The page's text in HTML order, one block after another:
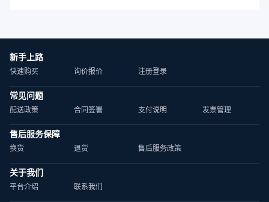
新手上路
快速购买 询价报价 注册登录
常见问题
配送政策 合同签署 支付说明 发票管理
售后服务保障
换货 退货 售后服务政策
关于我们
平台介绍 联系我们